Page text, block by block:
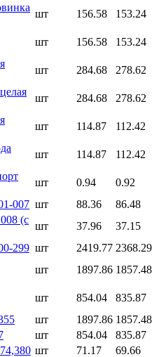
шт 156.58
153.24
шт 156.58
153.24
шт 284.68
278.62
шт 284.68
278.62
шт 114.87
112.42
шт 114.87
112.42
шт 0.94
0.92
007 шт 88.36
86.48
(с
шт 37.96
37.15
299 шт 2419.77 2368.29
шт 1897.86 1857.48
шт 854.04
835.87
шт 1897.86 1857.48
шт 854.04
835.87
шт 71.17
69.66